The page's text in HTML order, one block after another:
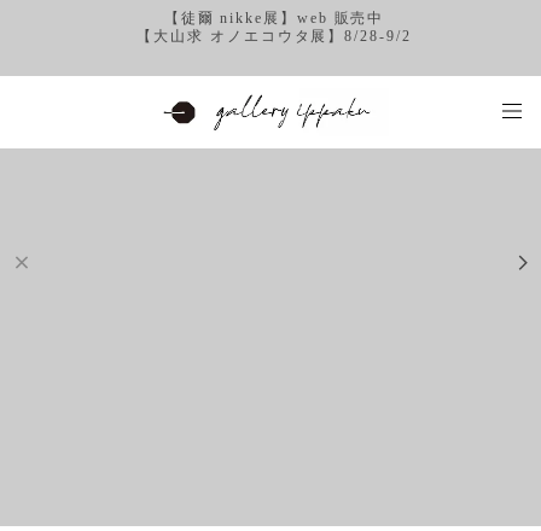
【徒爾 nikke展】web 販売中
【大山求 オノエコウタ展】8/28-9/2